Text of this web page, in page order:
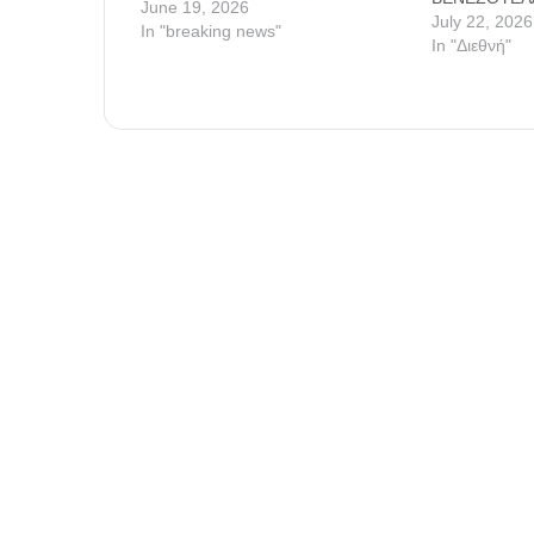
June 19, 2026
In "breaking news"
ΕΠΕΣΕ ΜΕ
100.000 ΟΙ
July 22, 2026
In "Διεθνή"